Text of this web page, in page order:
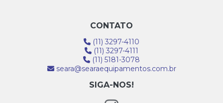
CONTATO
(11) 3297-4110
(11) 3297-4111
(11) 5181-3078
seara@searaequipamentos.com.br
SIGA-NOS!